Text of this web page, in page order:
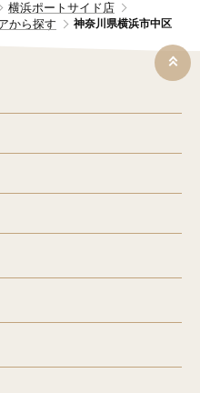
横浜ポートサイド店
から探す 神奈川県横浜市中区